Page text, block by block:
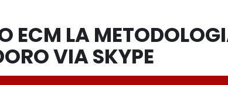
ECM LA
VIA SKYPE